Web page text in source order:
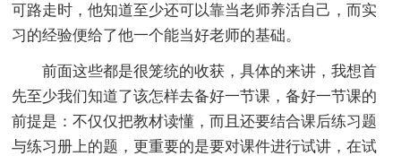
可路走时，他知道至少还可以靠当老师养活自己，而实
习的经验便给了他一个能当好老师的基础。
前面这些都是很笼统的收获，具体的来讲，我想首
先至少我们知道了该怎样去备好一节课，备好一节课的
前提是：不仅仅把教材读懂，而且还要结合课后练习题
与练习册上的题，更重要的是要对课件进行试讲，在试